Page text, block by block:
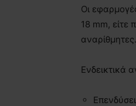
Οι
18 mm, είτε
Ενδεικτικά